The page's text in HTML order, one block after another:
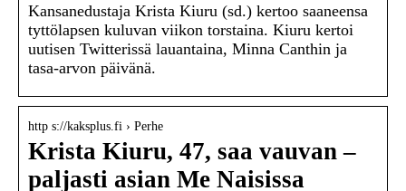
Kansanedustaja Krista Kiuru (sd.) kertoo saaneensa
tyttölapsen kuluvan viikon torstaina. Kiuru kertoi
uutisen Twitterissä lauantaina, Minna Canthin ja
tasa-arvon päivänä.
http s://kaksplus.fi › Perhe
Krista Kiuru, 47, saa vauvan –
paljasti asian Me Naisissa